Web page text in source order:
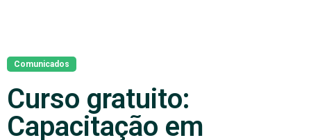
Comunicados
Curso gratuito:
Capacitação em